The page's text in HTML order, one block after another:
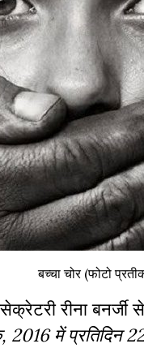
बच्चा चोर (फोटो
रीना बनर्जी
में प्रतिदिन